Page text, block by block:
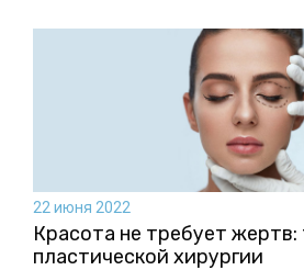
22 июня 2022
Красота не требует
пластической хирургии